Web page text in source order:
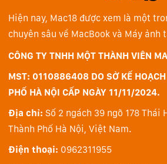
Hiện nay, Mac18 được xem là một
chuyên sâu về MacBook và Máy ảnh
CÔNG TY TNHH MỘT THÀNH VIÊN
MST: 0110886408 DO SỞ KẾ
PHỐ HÀ NỘI CẤP NGÀY 11/11/2024.
Địa chỉ: Số 2 ngách 39 ngõ 178 Thái
Thành Phố Hà Nội, Việt Nam.
Điện thoại: 0962311955